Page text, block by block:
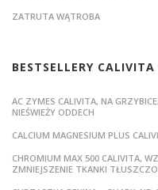
ZATRUTA WĄTROBA
BESTSELLERY CALIVITA
AC ZYMES CALIVITA, NA
NIEŚWIEŻY ODDECH
CALCIUM MAGNESIUM PLUS
CHROMIUM MAX 500 CALIVITA,
ZMNIEJSZENIE TKANKI